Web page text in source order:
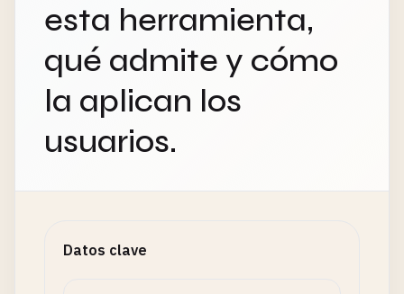
esta herramienta,
qué admite y cómo
la aplican los
usuarios.
Datos clave